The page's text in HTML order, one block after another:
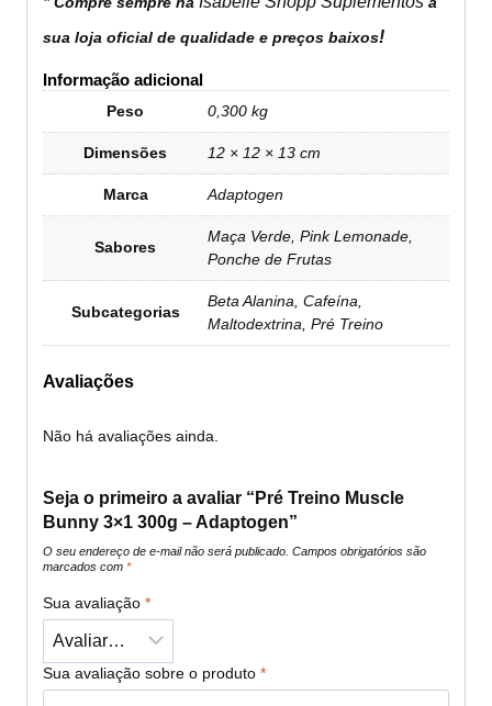
sua loja oficial de qualidade e preços baixos!
Informação adicional
Peso 0,300 kg
Dimensões 12 × 12 × 13 cm
Marca Adaptogen
Sabores
Maça Verde, Pink Lemonade,
Ponche de Frutas
Subcategorias
Beta Alanina, Cafeína,
Maltodextrina, Pré Treino
Avaliações
Não há avaliações ainda.
Seja o primeiro a avaliar “Pré Treino Muscle
Bunny 3×1 300g – Adaptogen”
O seu endereço de e-mail não será publicado. Campos obrigatórios são
marcados com *
Sua avaliação *
Sua avaliação sobre o produto *